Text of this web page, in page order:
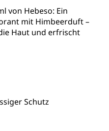
von Hebeso: Ein
mit Himbeerduft –
Haut und erfrischt
Schutz